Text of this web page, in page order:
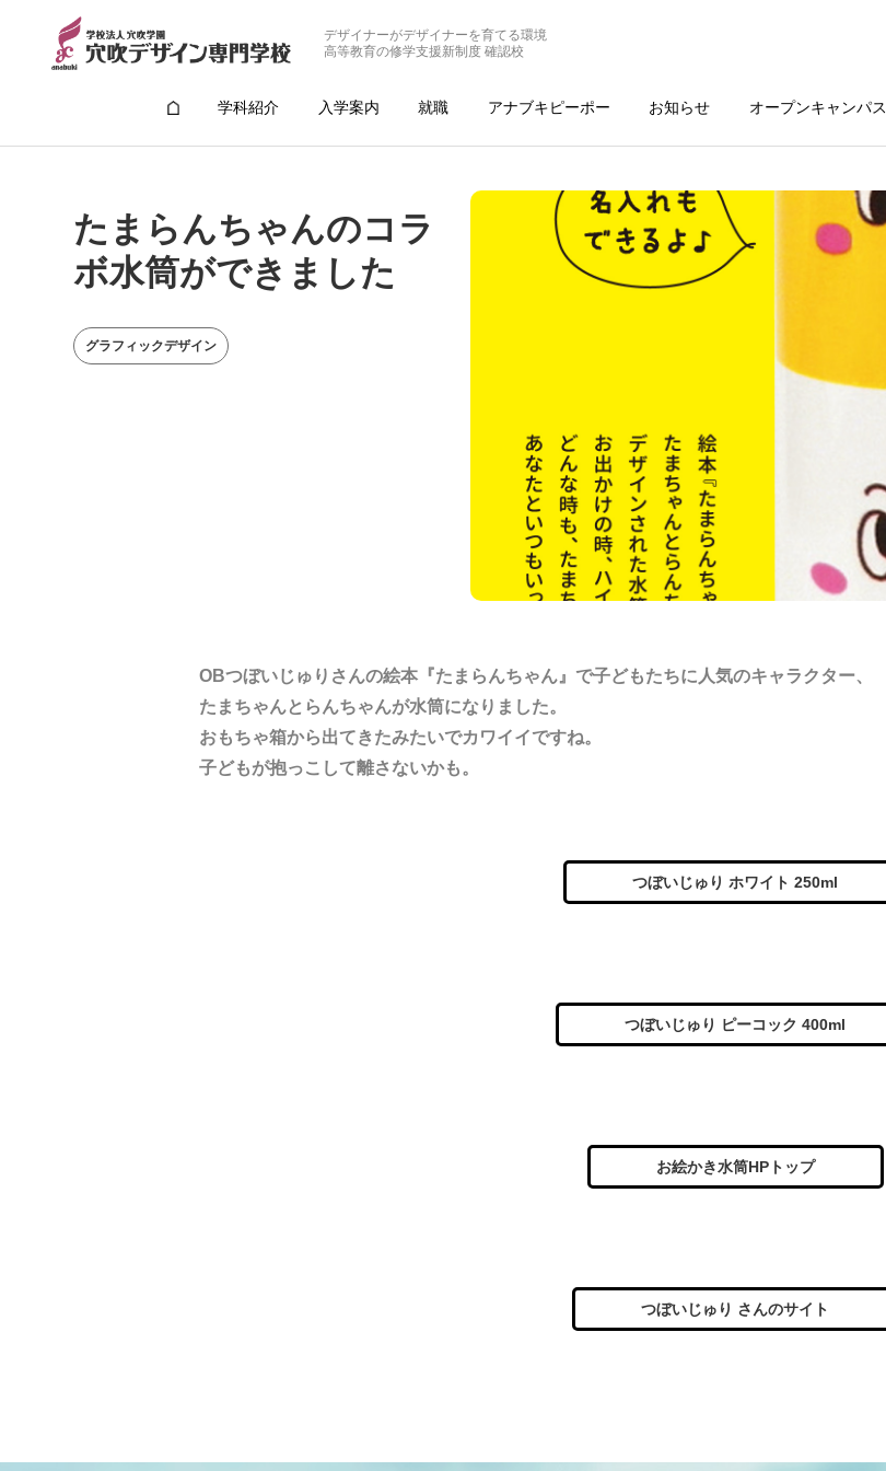
デザイナーがデザイナーを育てる環境
高等教育の修学支援新制度 確認校
学科紹介 入学案内 就職 アナブキピーポー お知らせ オープンキャンパス
たまらんちゃんのコラ
ボ水筒ができました
グラフィックデザイン
OBつぼいじゅりさんの絵本『たまらんちゃん』で子どもたちに人気のキャラクター、
たまちゃんとらんちゃんが水筒になりました。
おもちゃ箱から出てきたみたいでカワイイですね。
子どもが抱っこして離さないかも。
つぼいじゅり ホワイト 250ml
つぼいじゅり ピーコック 400ml
お絵かき水筒HPトップ
つぼいじゅり さんのサイト